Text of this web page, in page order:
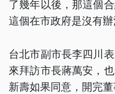
了幾年以後，那這個
這個在市政府是沒有辦
台北市副市長李四川
來拜訪市長蔣萬安，
新壽如果同意，開完